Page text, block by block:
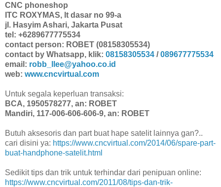
CNC phoneshop
ITC ROXYMAS, lt dasar no 99-a
jl. Hasyim Ashari, Jakarta Pusat
tel: +6289677775534
contact person: ROBET (08158305534)
contact by Whatsapp, klik: 08158305534 /089677775534
email: robb_llee@yahoo.co.id
web: www.cncvirtual.com
Untuk segala keperluan transaksi:
BCA, 1950578277, an: ROBET
Mandiri, 117-006-606-606-9, an: ROBET
Butuh aksesoris dan part buat hape satelit lainnya gan?..
cari disini ya: https://www.cncvirtual.com/2014/06/spare-part-
buat-handphone-satelit.html
Sedikit tips dan trik untuk terhindar dari penipuan online:
https://www.cncvirtual.com/2011/08/tips-dan-trik-